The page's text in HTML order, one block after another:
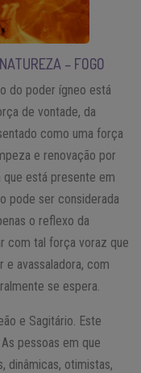
– FOGO
do poder ígneo está
de vontade, da
como uma força
e renovação por
que está presente em
pode ser considerada
o reflexo da
com tal força voraz que
e avassaladora, com
se espera.
e Sagitário. Este
pessoas em que
dinâmicas, otimistas,